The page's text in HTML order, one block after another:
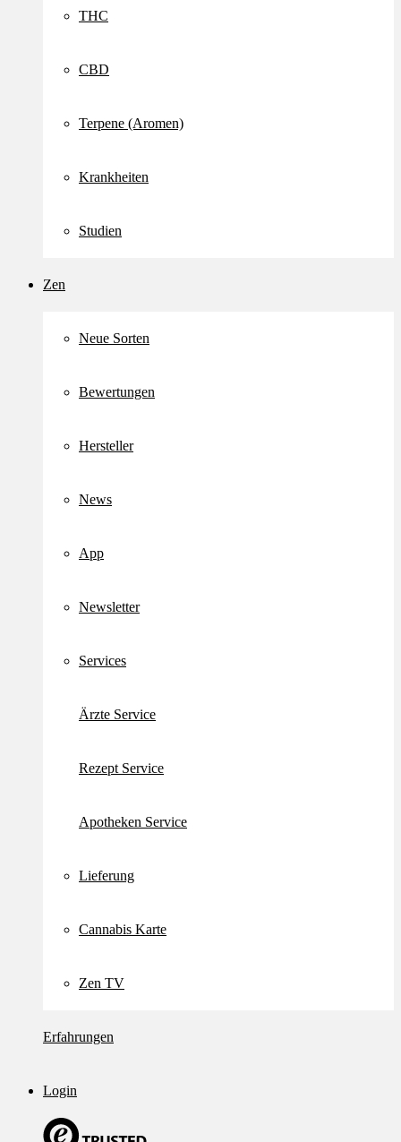
THC
CBD
Terpene (Aromen)
Krankheiten
Studien
Zen
Neue Sorten
Bewertungen
Hersteller
News
App
Newsletter
Services
Ärzte Service
Rezept Service
Apotheken Service
Lieferung
Cannabis Karte
Zen TV
Erfahrungen
Login